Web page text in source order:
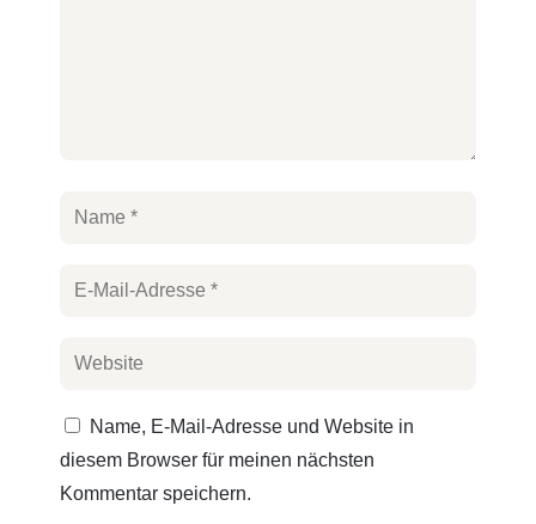
Name, E-Mail-Adresse und Website in
diesem Browser für meinen nächsten
Kommentar speichern.